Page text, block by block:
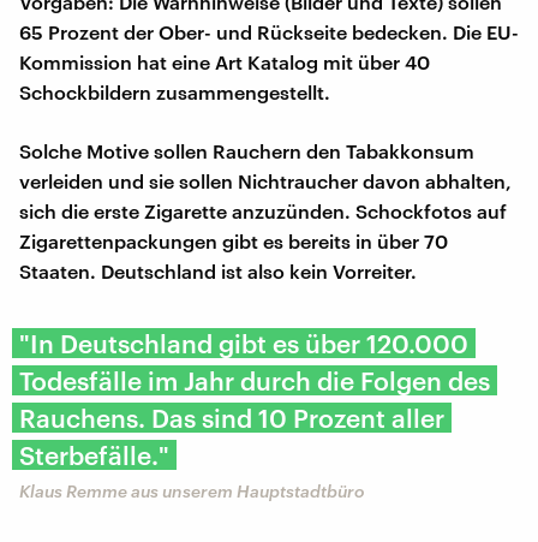
65 Prozent der Ober- und Rückseite bedecken. Die EU-
Kommission hat eine Art Katalog mit über 40
Schockbildern zusammengestellt.
Solche Motive sollen Rauchern den Tabakkonsum
verleiden und sie sollen Nichtraucher davon abhalten,
sich die erste Zigarette anzuzünden. Schockfotos auf
Zigarettenpackungen gibt es bereits in über 70
Staaten. Deutschland ist also kein Vorreiter.
"In Deutschland gibt es über 120.000
Todesfälle im Jahr durch die Folgen des
Rauchens. Das sind 10 Prozent aller
Sterbefälle."
Klaus Remme aus unserem Hauptstadtbüro